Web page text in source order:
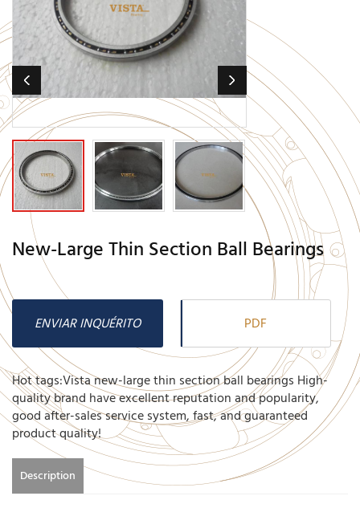
New-Large Thin Section Ball Bearings
ENVIAR INQUÉRITO PDF
Hot tags:Vista new-large thin section ball bearings High-
quality brand have excellent reputation and popularity,
good after-sales service system, fast, and guaranteed
product quality!
Description